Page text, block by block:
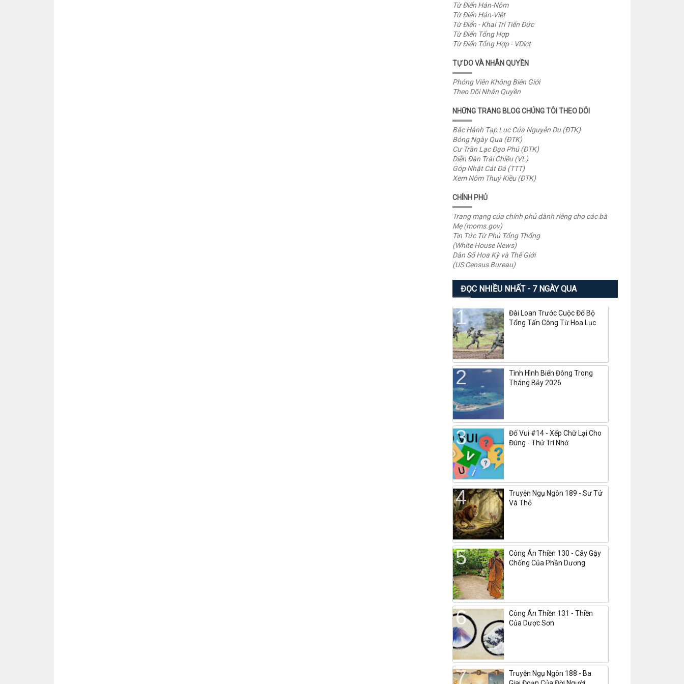
Từ Điển Hán-Nôm
Từ Điển Hán-Việt
Từ Điển - Khai Trí Tiến Đức
Từ Điển Tổng Hợp
Từ Điển Tổng Hợp - VDict
TỰ DO VÀ NHÂN QUYỀN
Phóng Viên Không Biên Giới
Theo Dõi Nhân Quyền
NHỮNG TRANG BLOG CHÚNG TÔI THEO DÕI
Bắc Hành Tạp Lục Của Nguyễn Du (ĐTK)
Bóng Ngày Qua (ĐTK)
Cư Trần Lạc Đạo Phú (ĐTK)
Diễn Đàn Trái Chiều (VL)
Góp Nhặt Cát Đá (TTT)
Xem Nôm Thuý Kiều (ĐTK)
CHÍNH PHỦ
Trang mạng của chính phủ dành riêng cho các bà
Mẹ (moms.gov)
Tin Tức Từ Phủ Tổng Thống
(White House News)
Dân Số Hoa Kỳ và Thế Giới
(US Census Bureau)
ĐỌC NHIỀU NHẤT - 7 NGÀY QUA
Đài Loan Trước Cuộc Đổ Bộ
Tổng Tấn Công Từ Hoa Lục
Tình Hình Biển Đông Trong
Tháng Bảy 2026
Đố Vui #14 - Xếp Chữ Lại Cho
Đúng - Thử Trí Nhớ
Truyện Ngụ Ngôn 189 - Sư Tử
Và Thỏ
Công Án Thiền 130 - Cây Gậy
Chống Của Phần Dương
Công Án Thiền 131 - Thiền
Của Dược Sơn
Truyện Ngụ Ngôn 188 - Ba